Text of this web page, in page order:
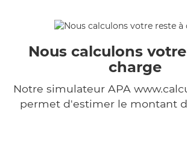
Nous calculons
charge
Notre simulateur APA
permet d'estimer le montant